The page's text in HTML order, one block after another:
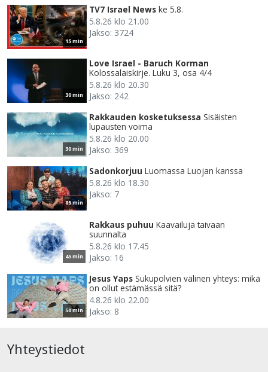
15 min
TV7 Israel News ke 5.8.
5.8.26 klo 21.00
Jakso: 3724
30 min
Love Israel - Baruch Korman
Kolossalaiskirje. Luku 3, osa 4/4
5.8.26 klo 20.30
Jakso: 242
30 min
Rakkauden kosketuksessa Sisäisten
lupausten voima
5.8.26 klo 20.00
Jakso: 369
85 min
Sadonkorjuu Luomassa Luojan kanssa
5.8.26 klo 18.30
Jakso: 7
45 min
Rakkaus puhuu Kaavailuja taivaan
suunnalta
5.8.26 klo 17.45
Jakso: 16
50 min
Jesus Yaps Sukupolvien välinen yhteys: mikä
on ollut estämässä sitä?
4.8.26 klo 22.00
Jakso: 8
Yhteystiedot